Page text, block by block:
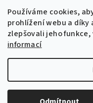
Používáme cookies,
prohlížení webu a díky
zlepšovali jeho
informací
Copyright 2026